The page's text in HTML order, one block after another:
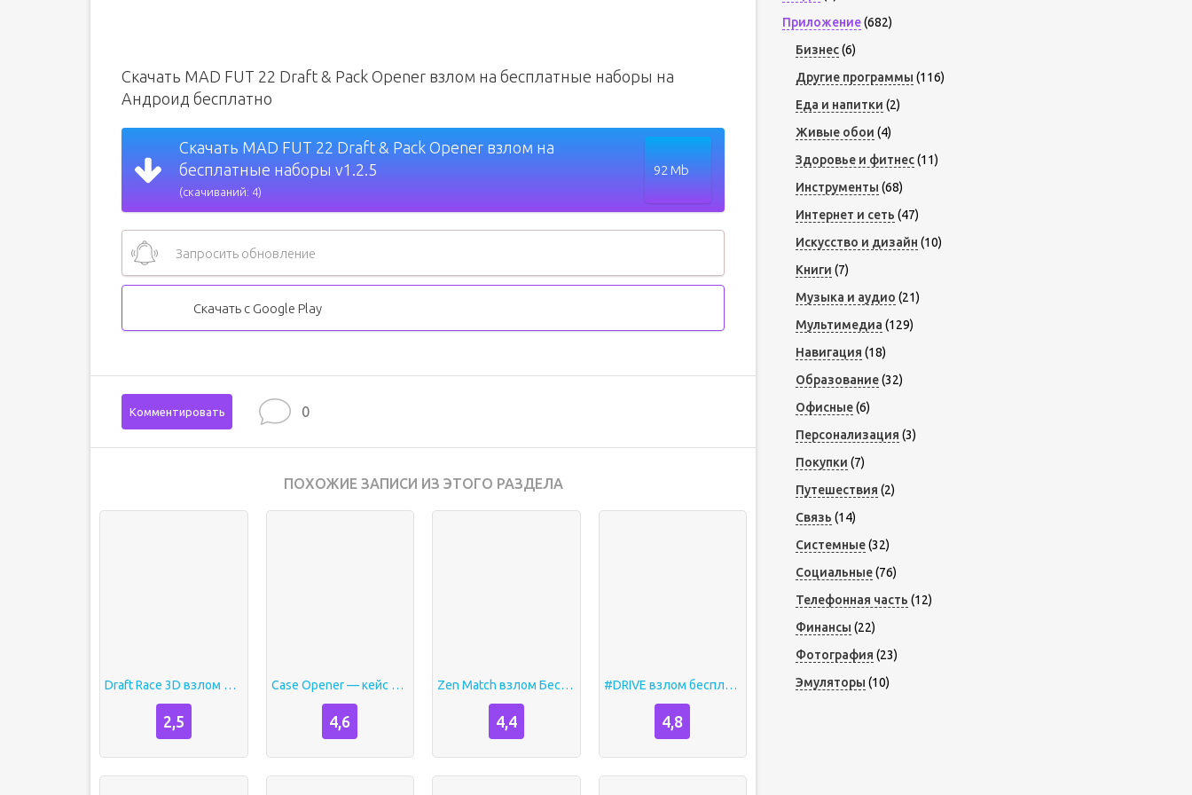
Скачать MAD FUT 22 Draft & Pack Opener взлом на бесплатные наборы на
Андроид бесплатно
Скачать MAD FUT 22 Draft & Pack Opener взлом на
бесплатные наборы v1.2.5
(скачиваний: 4)
92 Mb
Запросить обновление
Скачать с Google Play
Комментировать 0
ПОХОЖИЕ ЗАПИСИ ИЗ ЭТОГО РАЗДЕЛА
Draft Race 3D взлом Без рекламы
2,5
Case Opener — кейс симулятор взлом много денег
4,6
Zen Match взлом Бесплатные покупки
4,4
#DRIVE взлом бесплатные покупки
4,8
Приложение(682)
Бизнес(6)
Другие программы (116)
Еда и напитки (2)
Живые обои (4)
Здоровье и фитнес(11)
Инструменты (68)
Интернет и сеть (47)
Искусство и дизайн (10)
Книги (7)
Музыка и аудио (21)
Мультимедиа (129)
Навигация (18)
Образование(32)
Офисные(6)
Персонализация (3)
Покупки (7)
Путешествия (2)
Связь (14)
Системные(32)
Социальные(76)
Телефонная часть (12)
Финансы (22)
Фотография (23)
Эмуляторы (10)